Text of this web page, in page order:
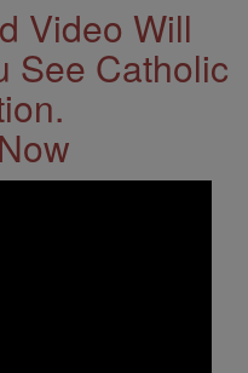
Video Will
See Catholic